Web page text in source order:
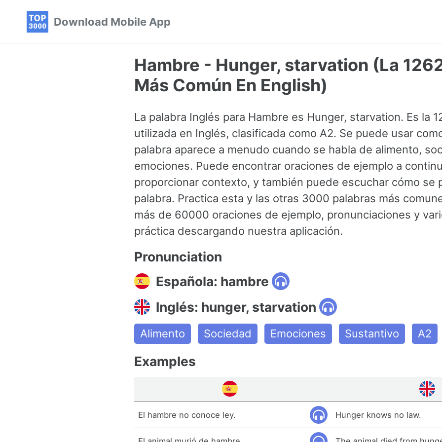
Download Mobile App
Hambre - Hunger, starvation (La
Más Común En English)
La palabra Inglés para Hambre es Hunger, starvation. Es la
utilizada en Inglés, clasificada como A2. Se puede usar
palabra aparece a menudo cuando se habla de alimento,
emociones. Puede encontrar oraciones de ejemplo a
proporcionar contexto, y también puede escuchar cómo se
palabra. Practica esta y las otras 3000 palabras más
más de 60000 oraciones de ejemplo, pronunciaciones y
práctica descargando nuestra aplicación.
Pronunciation
Española: hambre
Inglés: hunger, starvation
Alimento Sociedad Emociones Sustantivo A2
Examples
El hambre no conoce ley. Hunger knows no law.